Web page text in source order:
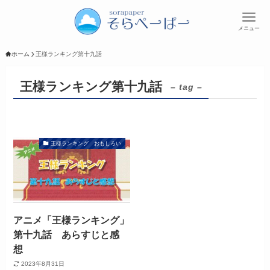
メニュー
ホーム 王様ランキング第十九話
王様ランキング第十九話 – tag –
王様ランキング おもしろい
アニメ「王様ランキング」
第十九話 あらすじと感
想
2023年8月31日